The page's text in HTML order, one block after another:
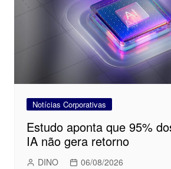
Notícias Corporativas
Estudo aponta que 95%
IA não gera retorno
DINO 06/08/2026